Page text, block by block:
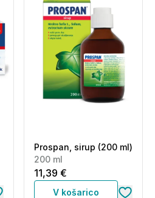
Prospan, sirup (200 ml)
200 ml
11,39 €
V košarico